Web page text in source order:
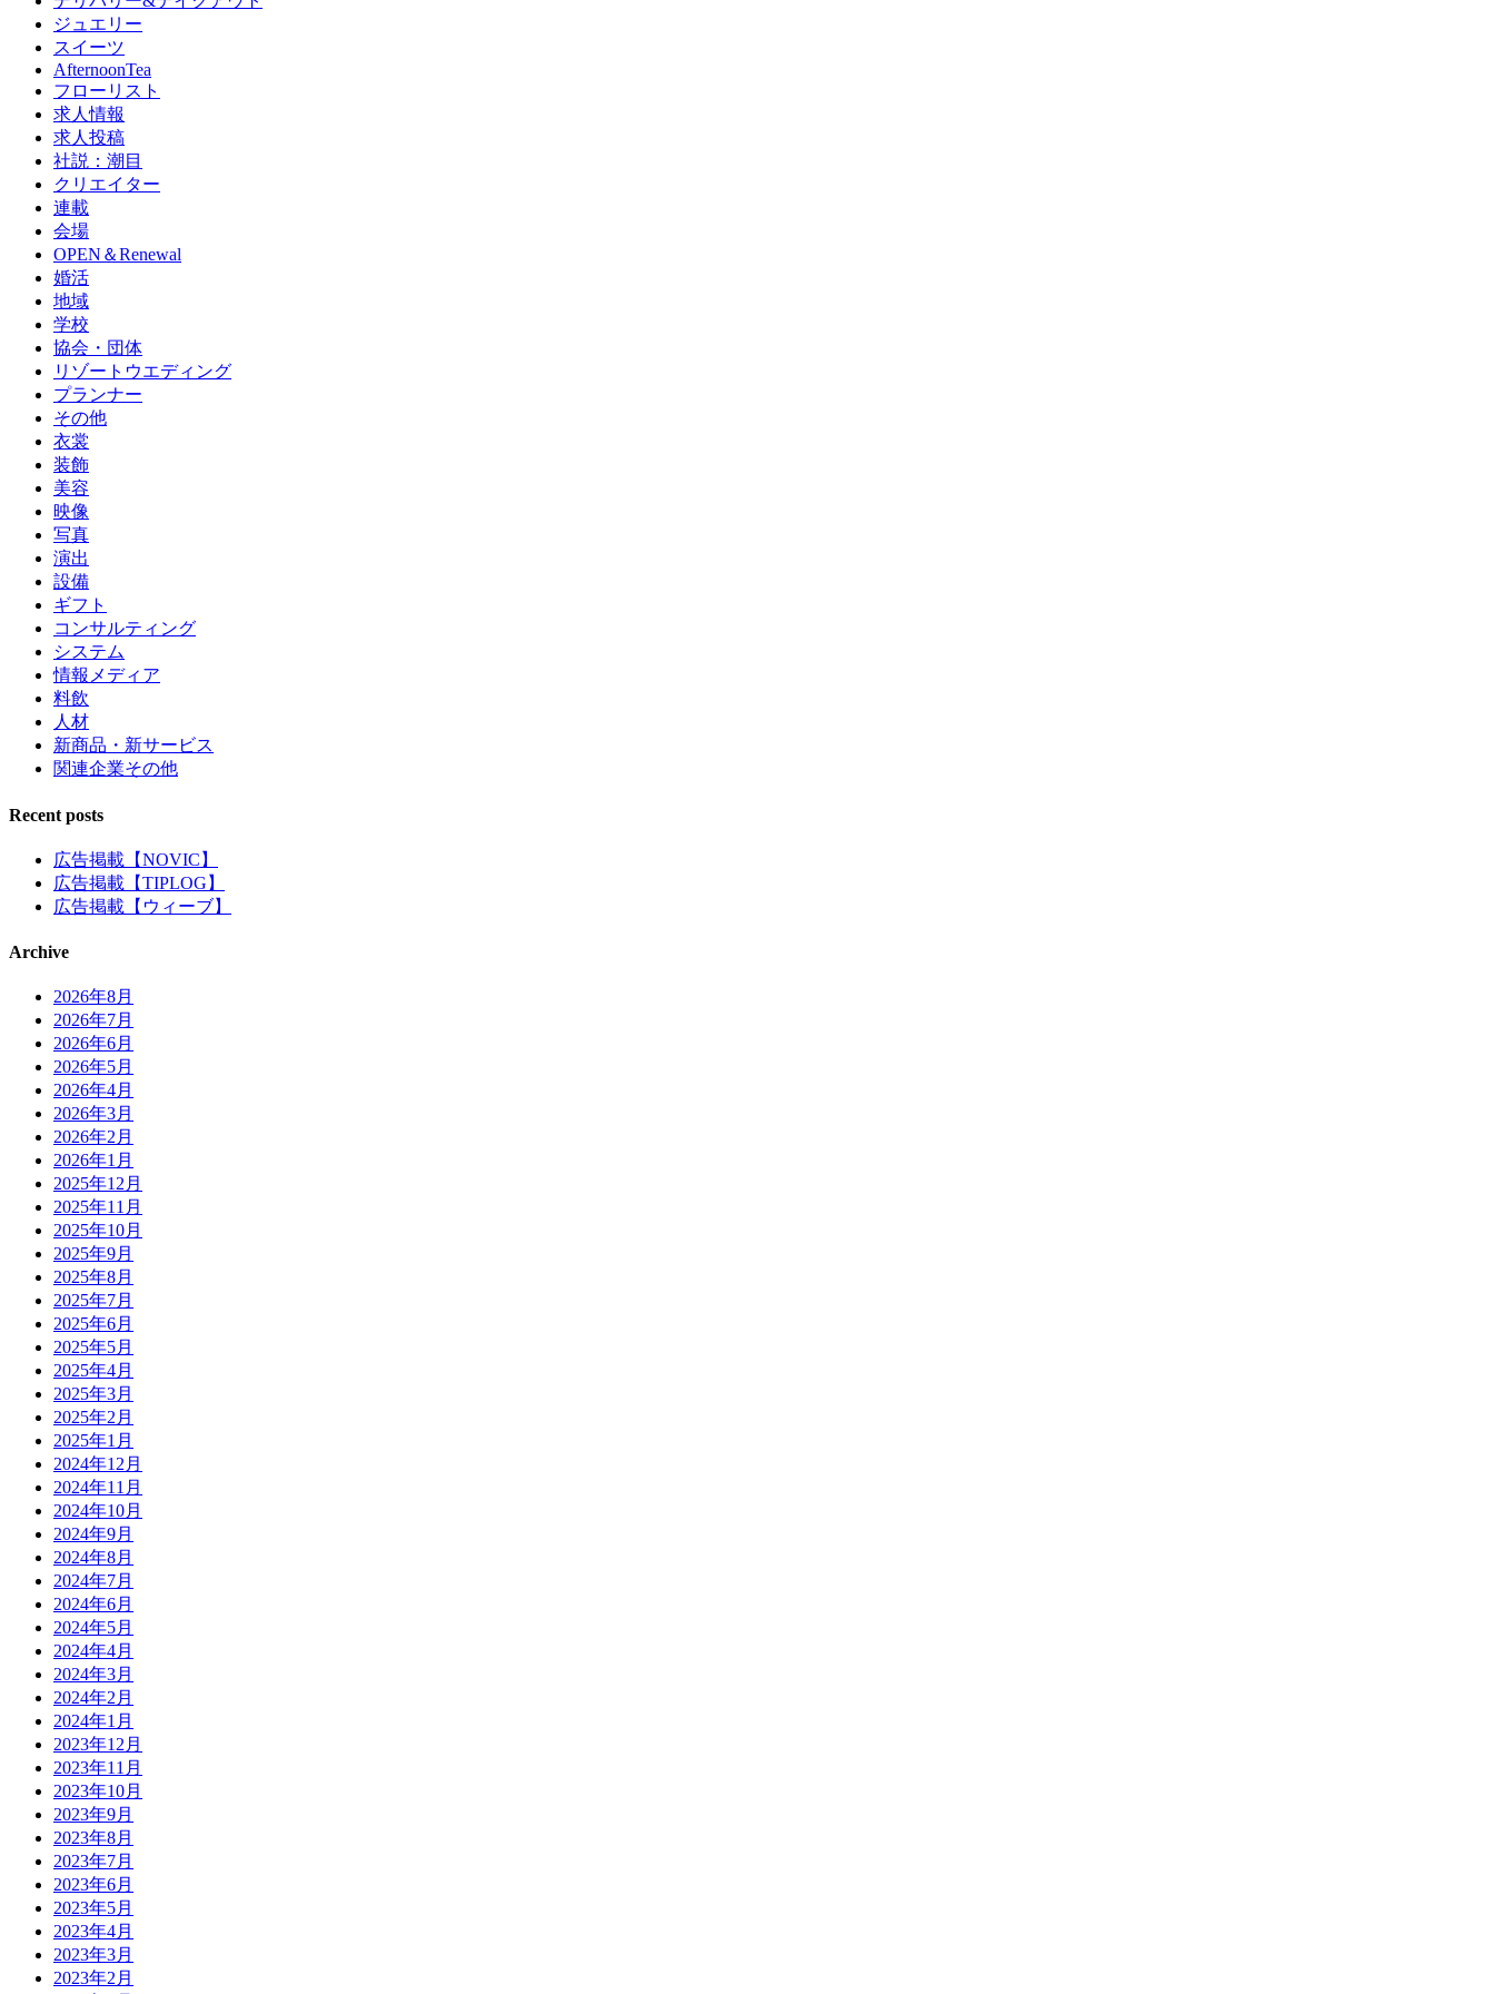
ジュエリー
スイーツ
AfternoonTea
フローリスト
求人情報
求人投稿
社説：潮目
クリエイター
連載
会場
OPEN＆Renewal
婚活
地域
学校
協会・団体
リゾートウエディング
プランナー
その他
衣裳
装飾
美容
映像
写真
演出
設備
ギフト
コンサルティング
システム
情報メディア
料飲
人材
新商品・新サービス
関連企業その他
Recent posts
広告掲載【NOVIC】
広告掲載【TIPLOG】
広告掲載【ウィーブ】
Archive
2026年8月
2026年7月
2026年6月
2026年5月
2026年4月
2026年3月
2026年2月
2026年1月
2025年12月
2025年11月
2025年10月
2025年9月
2025年8月
2025年7月
2025年6月
2025年5月
2025年4月
2025年3月
2025年2月
2025年1月
2024年12月
2024年11月
2024年10月
2024年9月
2024年8月
2024年7月
2024年6月
2024年5月
2024年4月
2024年3月
2024年2月
2024年1月
2023年12月
2023年11月
2023年10月
2023年9月
2023年8月
2023年7月
2023年6月
2023年5月
2023年4月
2023年3月
2023年2月